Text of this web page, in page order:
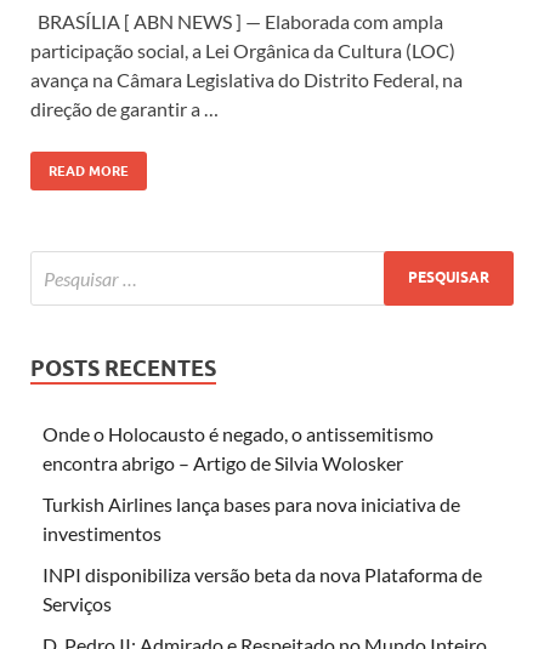
BRASÍLIA [ ABN NEWS ] — Elaborada com ampla
participação social, a Lei Orgânica da Cultura (LOC)
avança na Câmara Legislativa do Distrito Federal, na
direção de garantir a …
READ MORE
POSTS RECENTES
Onde o Holocausto é negado, o antissemitismo
encontra abrigo – Artigo de Silvia Wolosker
Turkish Airlines lança bases para nova iniciativa de
investimentos
INPI disponibiliza versão beta da nova Plataforma de
Serviços